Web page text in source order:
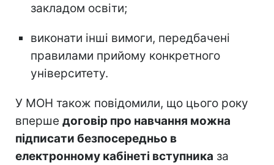
закладом освіти;
виконати інші вимоги, передбачені
правилами прийому конкретного
університету.
У МОН також повідомили, що цього року
вперше договір про навчання можна
підписати безпосередньо в
електронному кабінеті вступника за